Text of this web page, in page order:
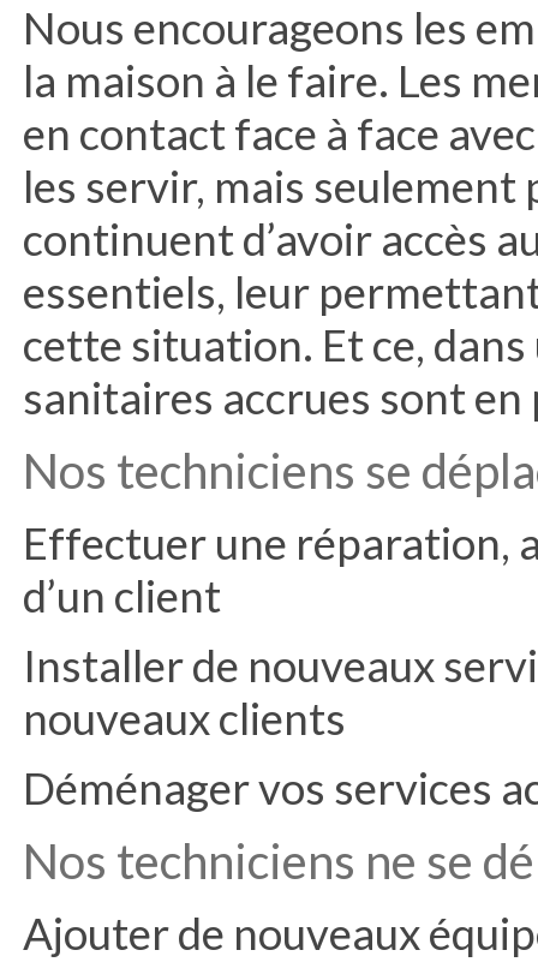
Nous encourageons les
la maison à le faire. Les
en contact face à face
les servir, mais seulement
continuent d’avoir accès
essentiels, leur
cette situation. Et ce,
sanitaires accrues sont en
Nos techniciens se
Effectuer une réparation,
d’un client
Installer de nouveaux
nouveaux clients
Déménager vos services
Nos techniciens ne se
Ajouter de nouveaux